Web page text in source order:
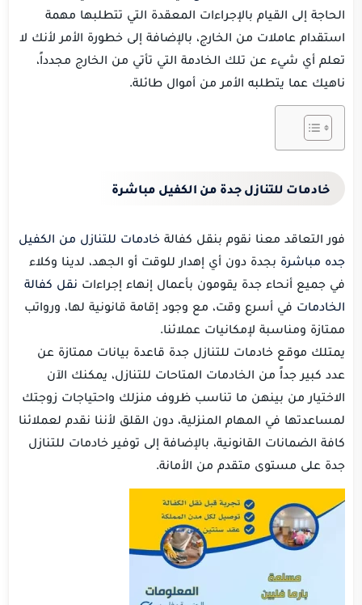
الحاجة إلى القيام بالإجراءات المعقدة التي تتطلبها مهمة
استقدام عاملات من الخارج، بالإضافة إلى خطورة الأمر لأنك لا
تعلم أي شيء عن تلك الخادمة التي تأتي من الخارج مجدداً،
ناهيك عما يتطلبه الأمر من أموال طائلة.
خادمات للتنازل جدة من الكفيل مباشرة
فور التعاقد معنا نقوم بنقل كفالة خادمات للتنازل من الكفيل
جده مباشرة بجدة دون أي إهدار للوقت أو الجهد، لدينا وكلاء
في جميع أنحاء جدة يقومون بأعمال إنهاء إجراءات نقل كفالة
الخادمات في أسرع وقت، مع وجود إقامة قانونية لها، ورواتب
ممتازة ومناسبة لإمكانيات عملائنا.
يمتلك موقع خادمات للتنازل جدة قاعدة بيانات ممتازة عن
عدد كبير جداً من الخادمات المتاحات للتنازل، يمكنك الآن
الاختيار من بينهن ما تناسب ظروف منزلك واحتياجات زوجتك
لمساعدتها في المهام المنزلية، دون القلق لأننا نقدم لعملائنا
كافة الضمانات القانونية، بالإضافة إلى توفير خادمات للتنازل
جدة على مستوى متقدم من الأمانة.